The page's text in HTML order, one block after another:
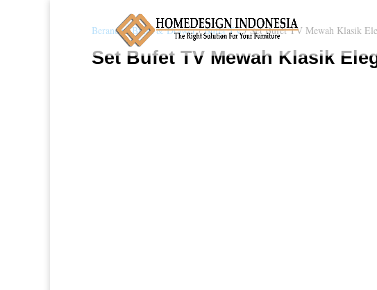
Beranda/Bufet & Drawer/Bufet TV/ Set Bufet TV Mewah Klasik
Set Bufet TV Mewah Klasik